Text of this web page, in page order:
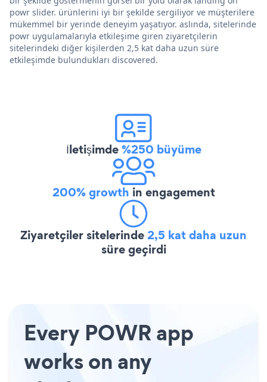
powr slider. ürünlerini iyi bir şekilde sergiliyor ve müşterilere
mükemmel bir yerinde deneyim yaşatıyor. aslında, sitelerinde
powr uygulamalarıyla etkileşime giren ziyaretçilerin
sitelerindeki diğer kişilerden 2,5 kat daha uzun süre
etkileşimde bulundukları discovered.
İletişimde%250 büyüme
200% growth in engagement
Ziyaretçiler sitelerinde2,5 kat daha uzun
süre geçirdi
Every POWR app
works on any